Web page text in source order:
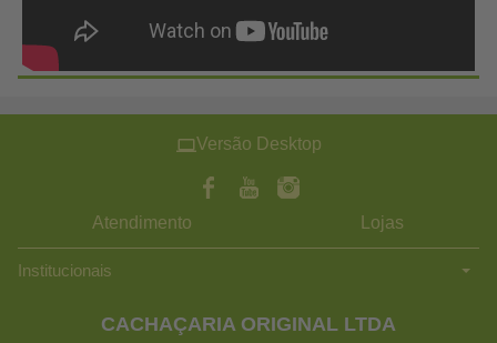
Versão Desktop
Atendimento Lojas
Institucionais
CACHAÇARIA ORIGINAL LTDA